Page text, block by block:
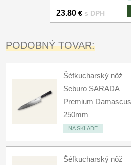
23.80 € s DPH
PODOBNÝ TOVAR:
Šéfkucharský nôž
Seburo SARADA
Premium Damascus
250mm
NA SKLADE
Šéfkucharský nôž